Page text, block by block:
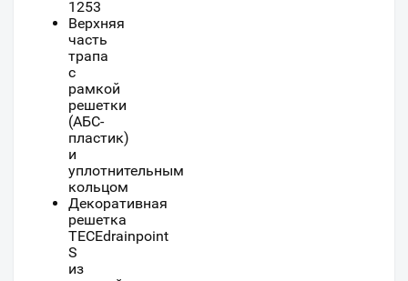
1253
Верхняя
часть
трапа
с
рамкой
решетки
(АБС-
пластик)
и
уплотнительным
кольцом
Декоративная
решетка
TECEdrainpoint
S
из